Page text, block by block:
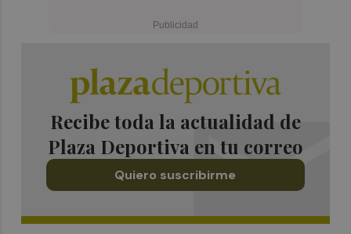
Recibe toda la actualidad de
Plaza Deportiva en tu correo
Quiero suscribirme